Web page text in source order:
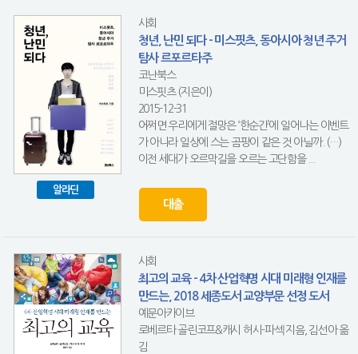
알라딘
사회
청년, 난민 되다 - 미스핏츠, 동아시아 청년 주거
탐사 르포르타주
코난북스
미스핏츠 (지은이)
2015-12-31
어쩌면 우리에게 절망은 ‘한순간’에 일어나는 이벤트
가 아니라 일상에 스는 곰팡이 같은 것 아닐까. (…)
이전 세대가 오르막길을 오르는 고단함을 ...
대출
사회
최고의 교육 - 4차 산업혁명 시대 미래형 인재를
만드는, 2018 세종도서 교양부문 선정 도서
예문아카이브
로베르타 골린코프&캐시 허시-파섹 지음, 김선아 옮
김